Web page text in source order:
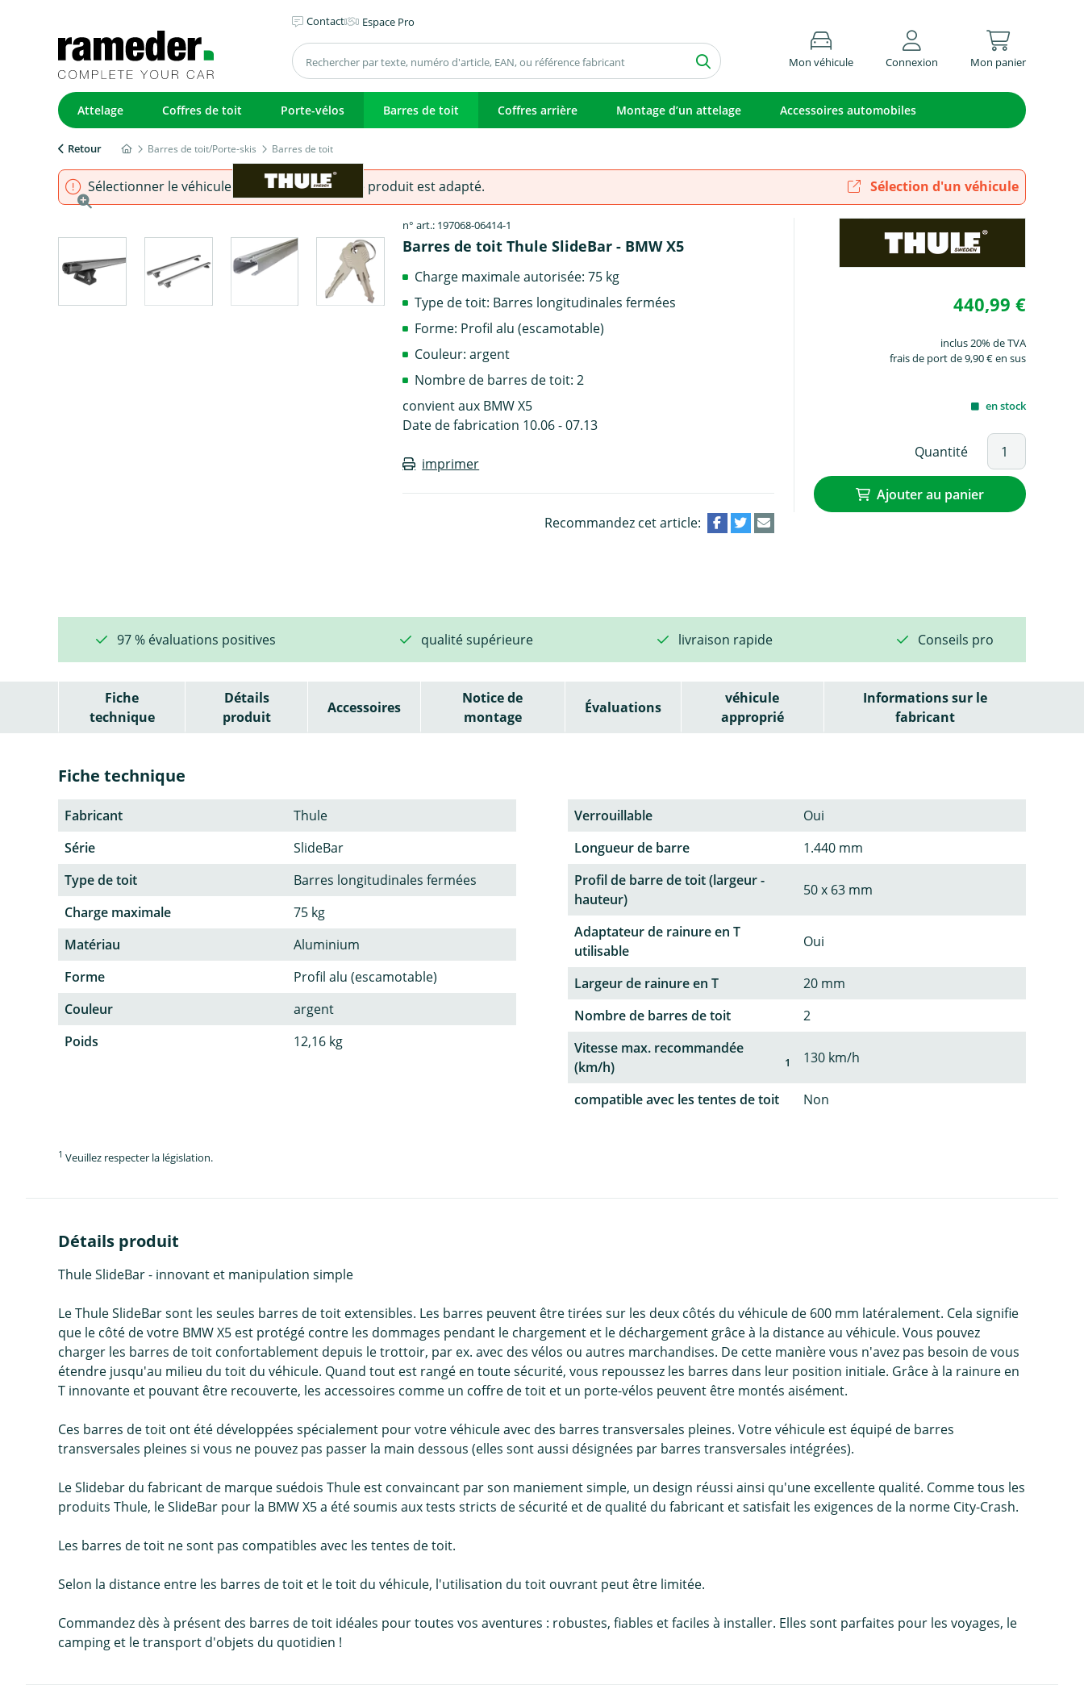
Contact Espace Pro
Mon véhicule Connexion Mon panier
Attelage Coffres de toit Porte-vélos Barres de toit Coffres arrière Montage d’un attelage Accessoires automobiles
Retour Barres de toit/Porte-skis Barres de toit
Sélectionner le véhicule pour s'assurer que le produit est adapté. Sélection d'un véhicule
n° art.: 197068-06414-1
Barres de toit Thule SlideBar - BMW X5
Charge maximale autorisée: 75 kg
Type de toit: Barres longitudinales fermées
Forme: Profil alu (escamotable)
Couleur: argent
Nombre de barres de toit: 2
convient aux BMW X5
Date de fabrication 10.06 - 07.13
imprimer
Recommandez cet article:
440,99 €
inclus 20% de TVA
frais de port de 9,90 € en sus
en stock
Quantité
Ajouter au panier
97 % évaluations positives qualité supérieure livraison rapide Conseils pro
Fiche
technique
Détails
produit
Accessoires
Notice de
montage
Évaluations
véhicule
approprié
Informations sur le
fabricant
Fiche technique
Fabricant
Thule
Série
SlideBar
Type de toit
Barres longitudinales fermées
Charge maximale
75 kg
Matériau
Aluminium
Forme
Profil alu (escamotable)
Couleur
argent
Poids
12,16 kg
Verrouillable
Oui
Longueur de barre
1.440 mm
Profil de barre de toit (largeur -
hauteur)
50 x 63 mm
Adaptateur de rainure en T
utilisable
Oui
Largeur de rainure en T
20 mm
Nombre de barres de toit
2
Vitesse max. recommandée
(km/h)
1 130 km/h
compatible avec les tentes de toit Non
1 Veuillez respecter la législation.
Détails produit
Thule SlideBar - innovant et manipulation simple
Le Thule SlideBar sont les seules barres de toit extensibles. Les barres peuvent être tirées sur les deux côtés du véhicule de 600 mm latéralement. Cela signifie
que le côté de votre BMW X5 est protégé contre les dommages pendant le chargement et le déchargement grâce à la distance au véhicule. Vous pouvez
charger les barres de toit confortablement depuis le trottoir, par ex. avec des vélos ou autres marchandises. De cette manière vous n'avez pas besoin de vous
étendre jusqu'au milieu du toit du véhicule. Quand tout est rangé en toute sécurité, vous repoussez les barres dans leur position initiale. Grâce à la rainure en
T innovante et pouvant être recouverte, les accessoires comme un coffre de toit et un porte-vélos peuvent être montés aisément.
Ces barres de toit ont été développées spécialement pour votre véhicule avec des barres transversales pleines. Votre véhicule est équipé de barres
transversales pleines si vous ne pouvez pas passer la main dessous (elles sont aussi désignées par barres transversales intégrées).
Le Slidebar du fabricant de marque suédois Thule est convaincant par son maniement simple, un design réussi ainsi qu'une excellente qualité. Comme tous les
produits Thule, le SlideBar pour la BMW X5 a été soumis aux tests stricts de sécurité et de qualité du fabricant et satisfait les exigences de la norme City-Crash.
Les barres de toit ne sont pas compatibles avec les tentes de toit.
Selon la distance entre les barres de toit et le toit du véhicule, l'utilisation du toit ouvrant peut être limitée.
Commandez dès à présent des barres de toit idéales pour toutes vos aventures : robustes, fiables et faciles à installer. Elles sont parfaites pour les voyages, le
camping et le transport d'objets du quotidien !